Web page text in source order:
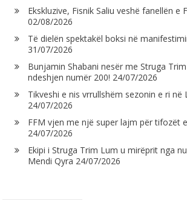
Ekskluzive, Fisnik Saliu veshë fanellën e
02/08/2026
Të dielën spektakël boksi në
31/07/2026
Bunjamin Shabani nesër me Struga
ndeshjen numër 200! 24/07/2026
Tikveshi e nis vrrullshëm sezonin e ri në
24/07/2026
FFM vjen me një super lajm për tifozët
24/07/2026
Ekipi i Struga Trim Lum u mirëprit nga
Mendi Qyra 24/07/2026